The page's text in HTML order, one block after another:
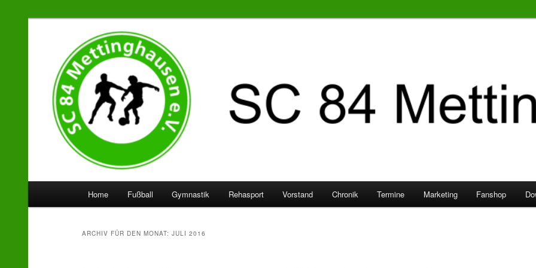
SC 84 Mettinghausen
Zum
Zum
Home Fußball Gymnastik Rehasport Vorstand Chronik Termine Marketing Fanshop
ARCHIV FÜR DEN MONAT:JULI 2016